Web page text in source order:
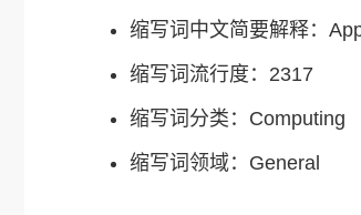
缩写词中文简要解释：
缩写词流行度：2317
缩写词分类：Computing
缩写词领域：General